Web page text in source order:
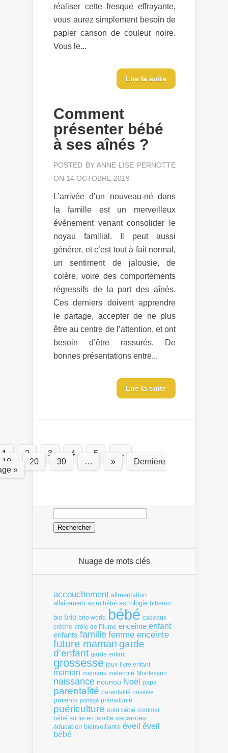
réaliser cette fresque effrayante,
vous aurez simplement besoin de
papier canson de couleur noire.
Vous le...
Lire la suite
Comment
présenter bébé
à ses aînés ?
POSTED BYANNE-LISE PERNOTTE
ON 14 OCTOBRE 2019
L’arrivée d’un nouveau-né dans
la famille est un merveilleux
événement venant consolider le
noyau familial. Il peut aussi
générer, et c’est tout à fait normal,
un sentiment de jalousie, de
colère, voire des comportements
régressifs de la part des aînés.
Ces derniers doivent apprendre
le partage, accepter de ne plus
être au centre de l’attention, et ont
besoin d’être rassurés. De
bonnes présentations entre...
Lire la suite
1 2 3 4 5
…
10
20 30 … »
Dernière
»
Rechercher :
Nuage de mots clés
accouchement alimentation
allaitement astro bébé astrologie biberon
bio brio brio world bébé cadeaux
crèche drôle de Plume enceinte enfant
enfants famille femme enceinte
future maman garde
d'enfant garde enfant
grossesse jeux livre enfant
maman mamans maternité Montessori
naissance nounou Noël papa
parentalité parentalité positive
parents portage prématurité
puériculture soin bébé sommeil
bébé sortie en famille vacances
éducation bienveillante éveil éveil
bébé